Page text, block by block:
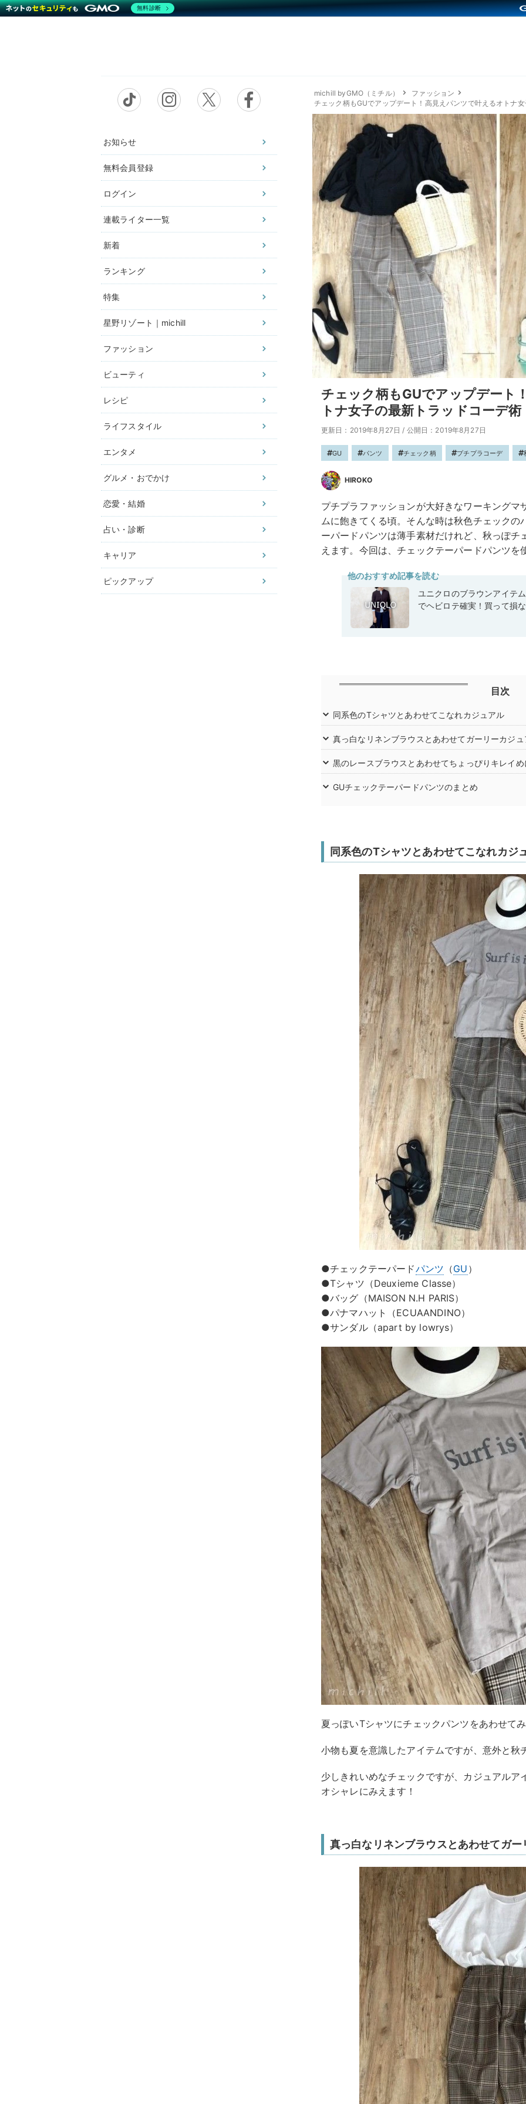
お知らせ
無料会員登録
ログイン
連載ライター一覧
新着
ランキング
特集
星野リゾート｜michill
ファッション
ビューティ
レシピ
ライフスタイル
エンタメ
グルメ・おでかけ
恋愛・結婚
占い・診断
キャリア
ピックアップ
michill byGMO（ミチル）
ファッション
チェック柄もGUでアップデート！高見えパンツで叶えるオトナ
チェック柄もGUでアップデート
トナ女子の最新トラッドコーデ術
更新日：2019年8月27日 / 公開日：2019年8月27日
GU パンツ チェック柄 プチプラコーデ
HIROKO
プチプラファッションが大好きなワーキングマ
ムに飽きてくる頃。そんな時は秋色チェック
ーパードパンツは薄手素材だけれど、秋っぽ
えます。今回は、チェックテーパードパンツ
他のおすすめ記事を読む
ユニクロのブラウンアイテ
でヘビロテ確実！買って損
目次
同系色のTシャツとあわせてこなれカジュアル
真っ白なリネンブラウスとあわせてガーリーカジ
黒のレースブラウスとあわせてちょっぴりキレイめ
GUチェックテーパードパンツのまとめ
同系色のTシャツとあわせてこなれカジ
●チェックテーパードパンツ （GU ）
●Tシャツ（Deuxieme Classe）
●バッグ（MAISON N.H PARIS）
●パナマハット（ECUAANDINO）
●サンダル（apart by lowrys）
夏っぽいTシャツにチェックパンツをあわせて
小物も夏を意識したアイテムですが、意外と秋
少しきれいめなチェックですが、カジュアル
オシャレにみえます！
真っ白なリネンブラウスとあわせてガ
無料診断